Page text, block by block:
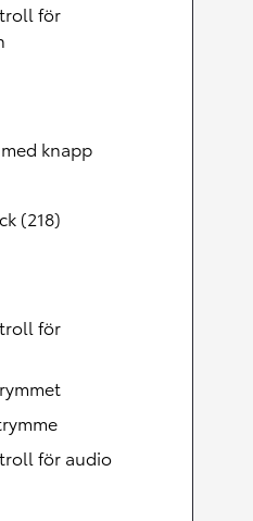
för
knapp
(218)
för
för audio